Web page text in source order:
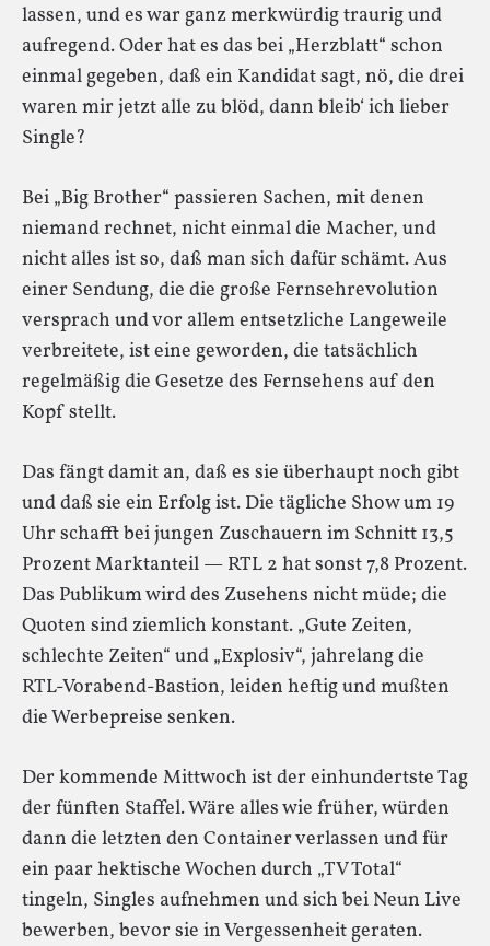
lassen, und es war ganz merkwürdig traurig und
aufregend. Oder hat es das bei „Herzblatt“ schon
einmal gegeben, daß ein Kandidat sagt, nö, die drei
waren mir jetzt alle zu blöd, dann bleib‘ ich lieber
Single?
Bei „Big Brother“ passieren Sachen, mit denen
niemand rechnet, nicht einmal die Macher, und
nicht alles ist so, daß man sich dafür schämt. Aus
einer Sendung, die die große Fernsehrevolution
versprach und vor allem entsetzliche Langeweile
verbreitete, ist eine geworden, die tatsächlich
regelmäßig die Gesetze des Fernsehens auf den
Kopf stellt.
Das fängt damit an, daß es sie überhaupt noch gibt
und daß sie ein Erfolg ist. Die tägliche Show um 19
Uhr schafft bei jungen Zuschauern im Schnitt 13,5
Prozent Marktanteil — RTL 2 hat sonst 7,8 Prozent.
Das Publikum wird des Zusehens nicht müde; die
Quoten sind ziemlich konstant. „Gute Zeiten,
schlechte Zeiten“ und „Explosiv“, jahrelang die
RTL-Vorabend-Bastion, leiden heftig und mußten
die Werbepreise senken.
Der kommende Mittwoch ist der einhundertste Tag
der fünften Staffel. Wäre alles wie früher, würden
dann die letzten den Container verlassen und für
ein paar hektische Wochen durch „TV Total“
tingeln, Singles aufnehmen und sich bei Neun Live
bewerben, bevor sie in Vergessenheit geraten.